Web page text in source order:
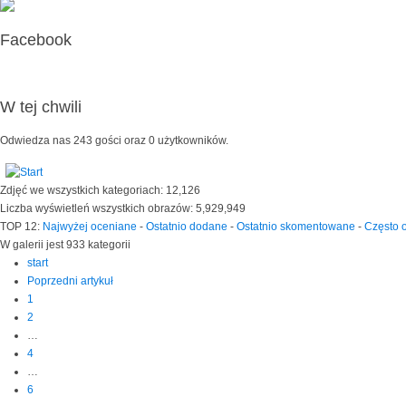
Facebook
W tej chwili
Odwiedza nas 243 gości oraz 0 użytkowników.
Zdjęć we wszystkich kategoriach: 12,126
Liczba wyświetleń wszystkich obrazów: 5,929,949
TOP 12: Najwyżej oceniane - Ostatnio dodane - Ostatnio skomentowane - Często
W galerii jest 933 kategorii
start
Poprzedni artykuł
1
2
…
4
…
6